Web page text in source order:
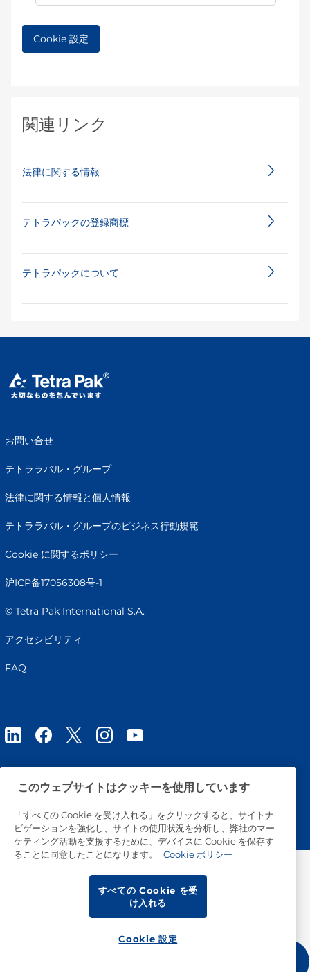
Cookie 設定
関連リンク
法律に関する情報
テトラパックの登録商標
テトラパックについて
お問い合せ
テトララバル・グループ
法律に関する情報と個人情報
テトララバル・グループのビジネス行動規範
Cookie に関するポリシー
沪ICP备17056308号-1
© Tetra Pak International S.A.
アクセシビリティ
FAQ
トップへ戻る
このウェブサイトはクッキーを使用しています
「すべての Cookie を受け入れる」をクリックすると、サイトナ
ビゲーションを強化し、サイトの使用状況を分析し、弊社のマー
ケティング活動を支援するために、デバイスに Cookie を保存す
ることに同意したことになります。
Cookie ポリシー
すべての Cookie を受
け入れる
Cookie 設定